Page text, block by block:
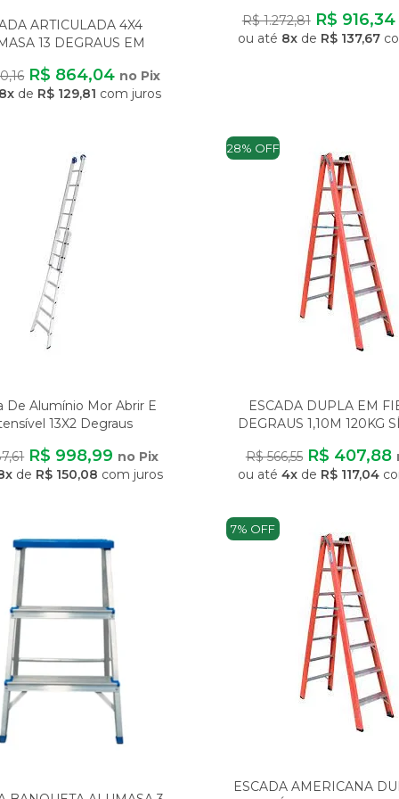
ARTICULADA 4X4
13 DEGRAUS EM
R$ 864,04 no Pix
de R$ 129,81 com juros
R$ 1.272,81 R$ 916,34
ou até 8xde R$ 137,67
De Alumínio Mor Abrir E
13X2 Degraus
R$ 998,99 no Pix
de R$ 150,08 com juros
28% OFF
ESCADA DUPLA EM
DEGRAUS 1,10M 120KG
R$ 566,55 R$ 407,88
ou até4x de R$ 117,04
7% OFF
ESCADA AMERICANA